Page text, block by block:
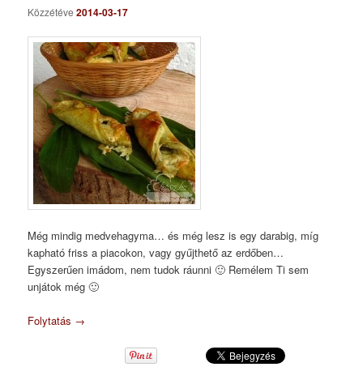
Közzétéve2014-03-17
Még mindig medvehagyma… és még lesz is egy darabig, míg
kapható friss a piacokon, vagy gyűjthető az erdőben…
Egyszerűen imádom, nem tudok ráunni 🙂 Remélem Ti sem
unjátok még 🙂
Folytatás →